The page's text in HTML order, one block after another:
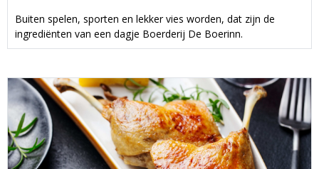
Buiten spelen, sporten en lekker vies worden, dat zijn de
ingrediënten van een dagje Boerderij De Boerinn.